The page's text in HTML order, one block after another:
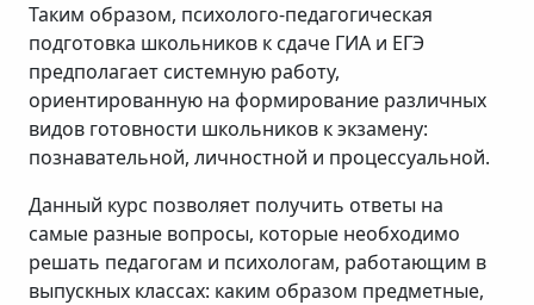
Таким образом, психолого-педагогическая
подготовка школьников к сдаче ГИА и ЕГЭ
предполагает системную работу,
ориентированную на формирование различных
видов готовности школьников к экзамену:
познавательной, личностной и процессуальной.
Данный курс позволяет получить ответы на
самые разные вопросы, которые необходимо
решать педагогам и психологам, работающим в
выпускных классах: каким образом предметные,